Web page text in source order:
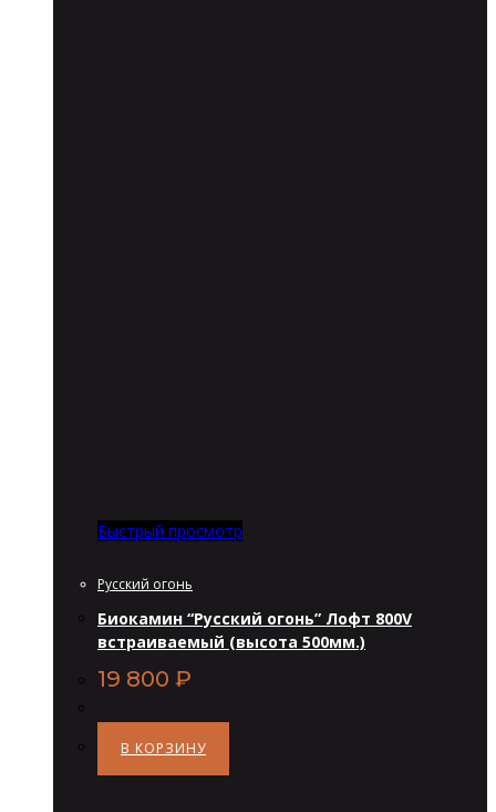
Быстрый просмотр
Русский огонь
Биокамин “Русский огонь” Лофт 800V
встраиваемый (высота 500мм.)
19 800 ₽
В КОРЗИНУ